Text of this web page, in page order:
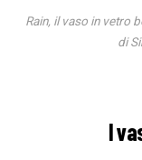
Rain, il vaso in vetro
di
I